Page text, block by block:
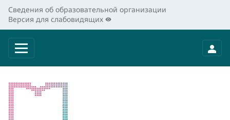
Сведения об образовательной организации
Версия для слабовидящих